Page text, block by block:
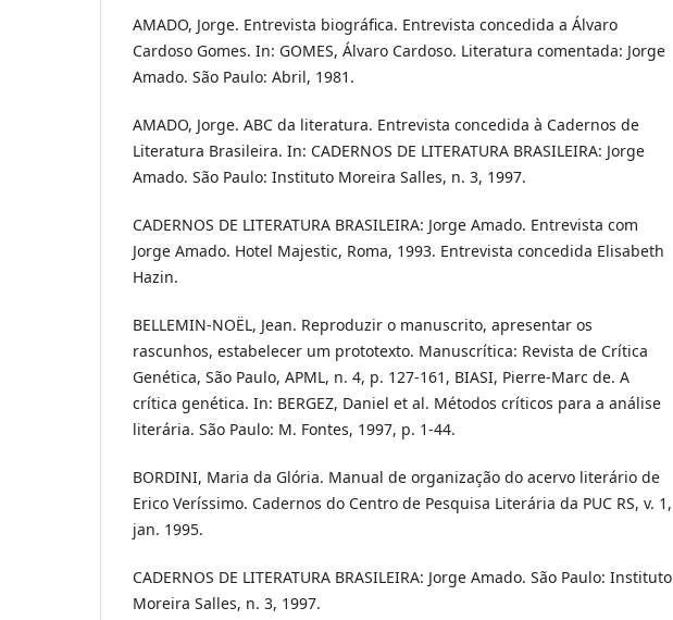
AMADO, Jorge. Entrevista biográfica. Entrevista concedida a Álvaro
Cardoso Gomes. In: GOMES, Álvaro Cardoso. Literatura comentada: Jorge
Amado. São Paulo: Abril, 1981.
AMADO, Jorge. ABC da literatura. Entrevista concedida à Cadernos de
Literatura Brasileira. In: CADERNOS DE LITERATURA BRASILEIRA: Jorge
Amado. São Paulo: Instituto Moreira Salles, n. 3, 1997.
CADERNOS DE LITERATURA BRASILEIRA: Jorge Amado. Entrevista com
Jorge Amado. Hotel Majestic, Roma, 1993. Entrevista concedida Elisabeth
Hazin.
BELLEMIN-NOËL, Jean. Reproduzir o manuscrito, apresentar os
rascunhos, estabelecer um prototexto. Manuscrítica: Revista de Crítica
Genética, São Paulo, APML, n. 4, p. 127-161, BIASI, Pierre-Marc de. A
crítica genética. In: BERGEZ, Daniel et al. Métodos críticos para a análise
literária. São Paulo: M. Fontes, 1997, p. 1-44.
BORDINI, Maria da Glória. Manual de organização do acervo literário de
Erico Veríssimo. Cadernos do Centro de Pesquisa Literária da PUC RS, v. 1,
jan. 1995.
CADERNOS DE LITERATURA BRASILEIRA: Jorge Amado. São Paulo: Instituto
Moreira Salles, n. 3, 1997.